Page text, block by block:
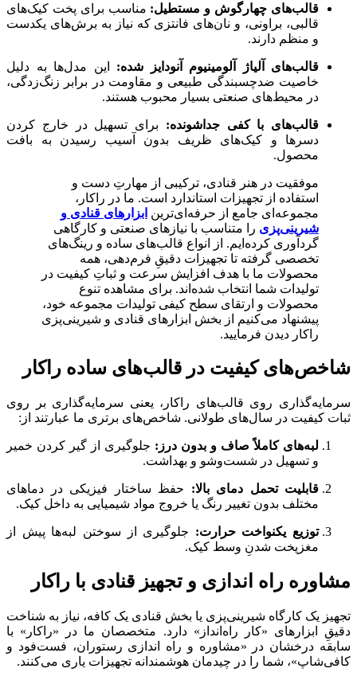
قالب‌های چهارگوش و مستطیل: مناسب برای پخت کیک‌های
قالبی، براونی، و نان‌های فانتزی که نیاز به برش‌های یکدست
و منظم دارند.
قالب‌های آلیاژ آلومینیوم آنودایز شده: این مدل‌ها به دلیل
خاصیت ضدچسبندگی طبیعی و مقاومت در برابر زنگ‌زدگی،
در محیط‌های صنعتی بسیار محبوب هستند.
قالب‌های با کفی جداشونده: برای تسهیل در خارج کردن
دسرها و کیک‌های ظریف بدون آسیب رسیدن به بافت
محصول.
موفقیت در هنر قنادی، ترکیبی از مهارتِ دست و
استفاده از تجهیزات استاندارد است. ما در راکار،
مجموعه‌ای جامع از حرفه‌ای‌ترین ابزارهای قنادی و
شیرینی‌پزی را متناسب با نیازهای صنعتی و کارگاهی
گردآوری کرده‌ایم. از انواع قالب‌های ساده و رینگ‌های
تخصصی گرفته تا تجهیزات دقیقِ فرم‌دهی، همه
محصولات ما با هدف افزایش سرعت و ثباتِ کیفیت در
تولیدات شما انتخاب شده‌اند. برای مشاهده تنوع
محصولات و ارتقای سطح کیفی تولیدات مجموعه خود،
پیشنهاد می‌کنیم از بخش ابزارهای قنادی و شیرینی‌پزی
راکار دیدن فرمایید.
شاخص‌های کیفیت در قالب‌های ساده راکار
سرمایه‌گذاری روی قالب‌های راکار، یعنی سرمایه‌گذاری بر روی
ثبات کیفیت در سال‌های طولانی. شاخص‌های برتری ما عبارتند از:
لبه‌های کاملاً صاف و بدون درز: جلوگیری از گیر کردن خمیر
و تسهیل در شست‌وشو و بهداشت.
قابلیت تحمل دمای بالا: حفظ ساختار فیزیکی در دماهای
مختلف بدون تغییر رنگ یا خروج مواد شیمیایی به داخل کیک.
توزیع یکنواخت حرارت: جلوگیری از سوختن لبه‌ها پیش از
مغزپخت شدنِ وسط کیک.
مشاوره راه اندازی و تجهیز قنادی با راکار
تجهیز یک کارگاه شیرینی‌پزی یا بخش قنادی یک کافه، نیاز به شناخت
دقیقِ ابزارهای «کار راه‌انداز» دارد. متخصصان ما در «راکار» با
سابقه درخشان در «مشاوره و راه‌ اندازی رستوران، فست‌فود و
کافی‌شاپ»، شما را در چیدمان هوشمندانه تجهیزات یاری می‌کنند.